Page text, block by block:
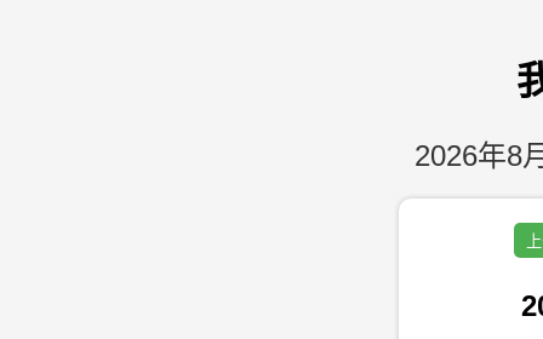
2026年8